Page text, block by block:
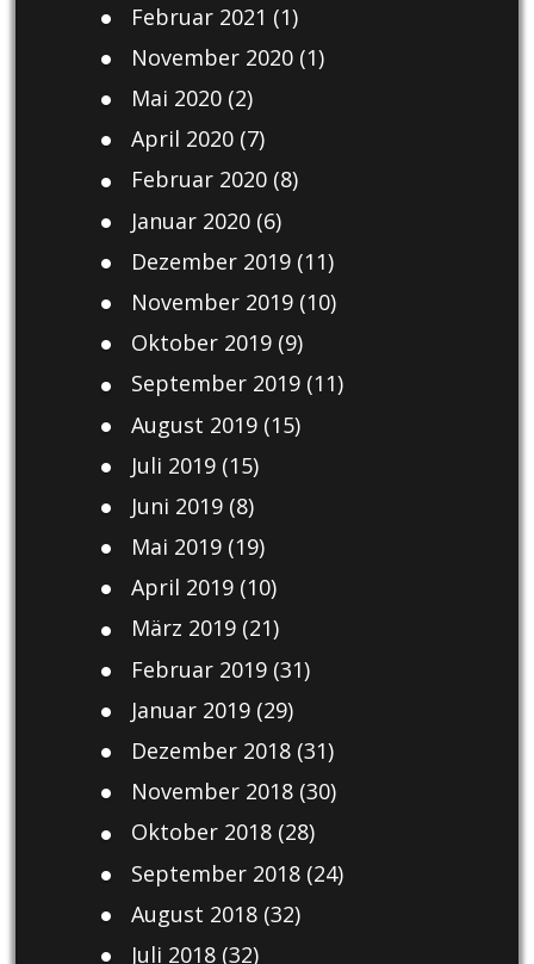
Februar 2021 (1)
November 2020(1)
Mai 2020(2)
April 2020(7)
Februar 2020(8)
Januar 2020(6)
Dezember 2019(11)
November 2019(10)
Oktober 2019(9)
September 2019(11)
August 2019(15)
Juli 2019(15)
Juni 2019(8)
Mai 2019(19)
April 2019(10)
März 2019(21)
Februar 2019(31)
Januar 2019(29)
Dezember 2018(31)
November 2018(30)
Oktober 2018(28)
September 2018(24)
August 2018(32)
Juli 2018(32)